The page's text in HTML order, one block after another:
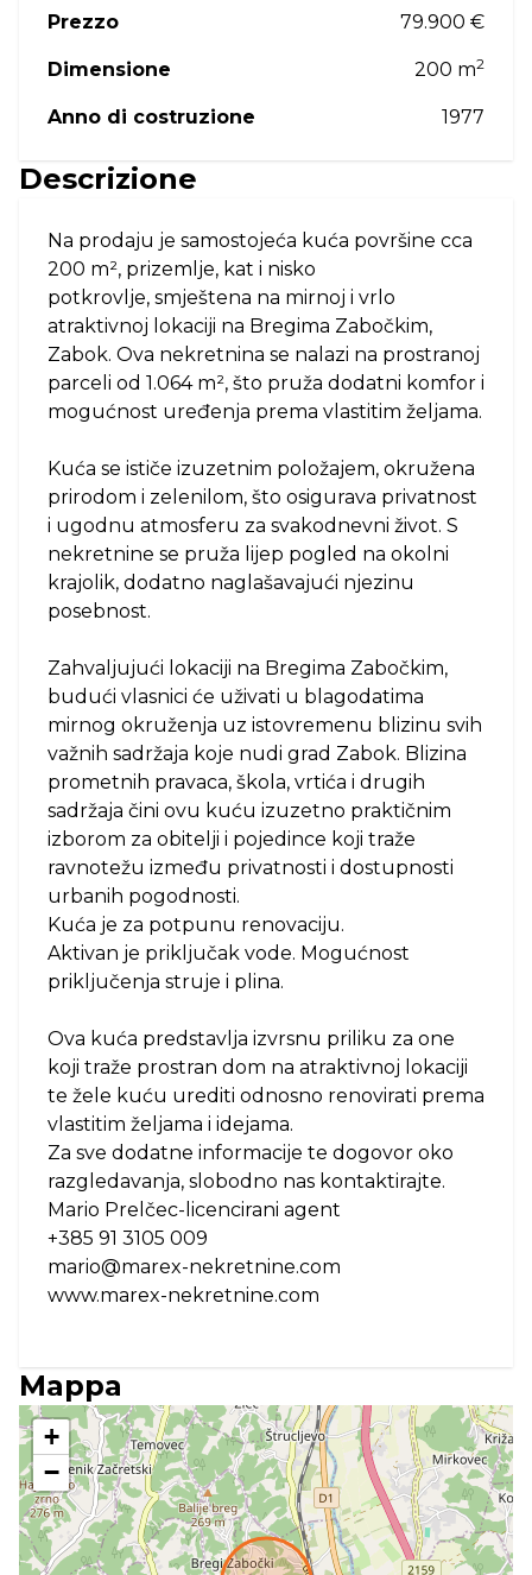
Prezzo 79.900 €
Dimensione 200 m2
Anno di costruzione 1977
Descrizione
Na prodaju je samostojeća kuća površine cca
200 m², prizemlje, kat i nisko
potkrovlje, smještena na mirnoj i vrlo
atraktivnoj lokaciji na Bregima Zabočkim,
Zabok. Ova nekretnina se nalazi na prostranoj
parceli od 1.064 m², što pruža dodatni komfor i
mogućnost uređenja prema vlastitim željama.
Kuća se ističe izuzetnim položajem, okružena
prirodom i zelenilom, što osigurava privatnost
i ugodnu atmosferu za svakodnevni život. S
nekretnine se pruža lijep pogled na okolni
krajolik, dodatno naglašavajući njezinu
posebnost.
Zahvaljujući lokaciji na Bregima Zabočkim,
budući vlasnici će uživati u blagodatima
mirnog okruženja uz istovremenu blizinu svih
važnih sadržaja koje nudi grad Zabok. Blizina
prometnih pravaca, škola, vrtića i drugih
sadržaja čini ovu kuću izuzetno praktičnim
izborom za obitelji i pojedince koji traže
ravnotežu između privatnosti i dostupnosti
urbanih pogodnosti.
Kuća je za potpunu renovaciju.
Aktivan je priključak vode. Mogućnost
priključenja struje i plina.
Ova kuća predstavlja izvrsnu priliku za one
koji traže prostran dom na atraktivnoj lokaciji
te žele kuću urediti odnosno renovirati prema
vlastitim željama i idejama.
Za sve dodatne informacije te dogovor oko
razgledavanja, slobodno nas kontaktirajte.
Mario Prelčec-licencirani agent
+385 91 3105 009
mario@marex-nekretnine.com
www.marex-nekretnine.com
Mappa
+
−